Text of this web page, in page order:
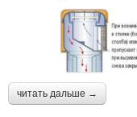
читать дальше →